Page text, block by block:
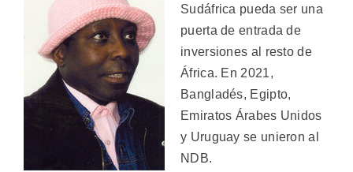
Sudáfrica pueda ser una
puerta de entrada de
inversiones al resto de
África. En 2021,
Bangladés, Egipto,
Emiratos Árabes Unidos
y Uruguay se unieron al
NDB.